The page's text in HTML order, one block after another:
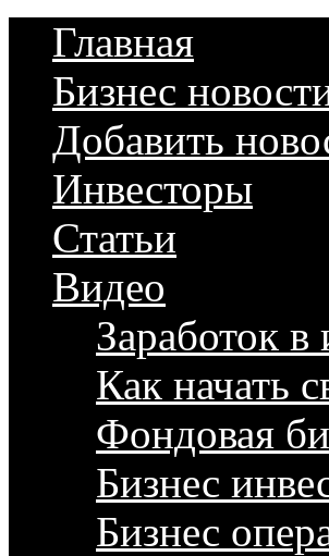
Главная
Бизнес
Добавить
Инвесторы
Статьи
Видео
Заработок в
Как начать
Фондовая
Бизнес
Бизнес